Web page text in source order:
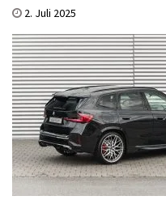
2. Juli 2025